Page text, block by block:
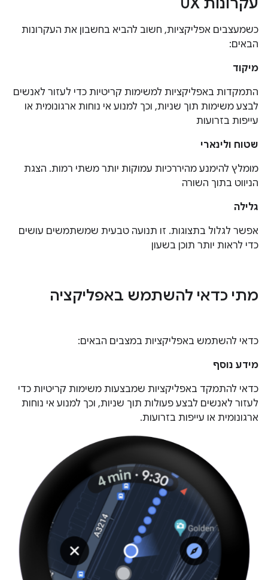
עקרונות UX
כשמעצבים אפליקציות, חשוב להביא בחשבון את העקרונות
הבאים:
מיקוד
התמקדות באפליקציות למשימות קריטיות כדי לעזור לאנשים
לבצע משימות תוך שניות, וכך למנוע אי נוחות ארגונומית או
עייפות בזרועות
שטוח ולינארי
מומלץ להימנע מהיררכיות עמוקות יותר משתי רמות. הצגת
הניווט בתוך השורה
גלילה
אפשר לגלול בתצוגות. זו תנועה טבעית שמשתמשים עושים
כדי לראות יותר תוכן בשעון
מתי כדאי להשתמש באפליקציה
כדאי להשתמש באפליקציות במצבים הבאים:
מידע נוסף
כדאי להתמקד באפליקציות שמבצעות משימות קריטיות כדי
לעזור לאנשים לבצע פעולות תוך שניות, וכך למנוע אי נוחות
ארגונומית או עייפות בזרועות.